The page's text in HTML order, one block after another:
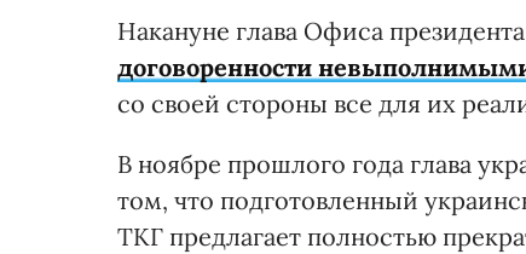
Накануне глава Офиса президента
договоренности
со своей стороны все для их
В ноябре прошлого года глава
том, что подготовленный
ТКГ предлагает полностью